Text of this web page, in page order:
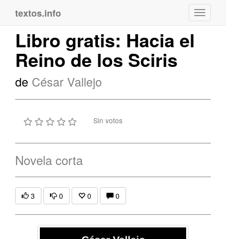
textos.info
Libro gratis: Hacia el
Reino de los Sciris
de César Vallejo
Sin votos
Novela corta
3 0 0 0